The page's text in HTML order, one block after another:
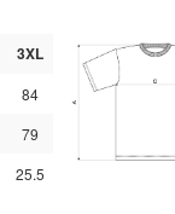
3XL
84
79
25.5